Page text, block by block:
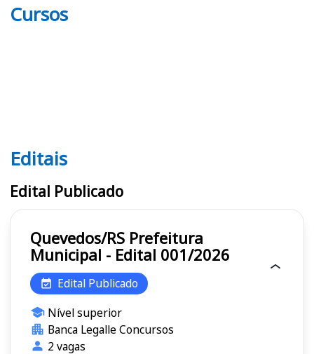
Cursos
Editais
Editais
Edital Publicado
Quevedos/RS Prefeitura
Municipal - Edital 001/2026
Edital Publicado
Nível superior
Banca Legalle Concursos
2 vagas